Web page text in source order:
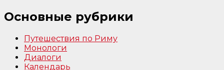
Основные рубрики
Путешествия по Риму
Монологи
Диалоги
Календарь